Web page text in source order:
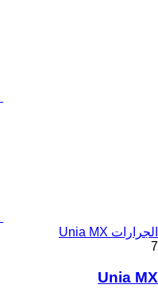
الجرارات Unia MX
7
Unia MX